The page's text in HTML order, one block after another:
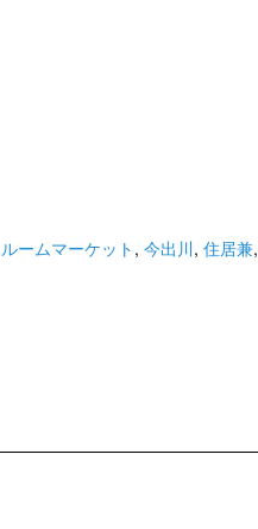
ルームマーケット , 今出川, 住居兼,